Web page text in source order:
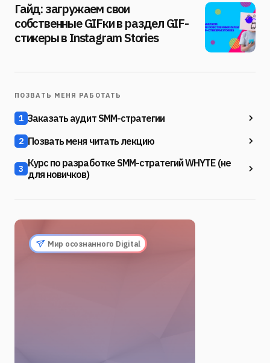
Гайд: загружаем свои
собственные GIFки в раздел GIF-
стикеры в Instagram Stories
ПОЗВАТЬ МЕНЯ РАБОТАТЬ
1 Заказать аудит SMM-стратегии
2 Позвать меня читать лекцию
3 Курс по разработке SMM-стратегий WHYTE (не
для новичков)
Мир осознанного Digital